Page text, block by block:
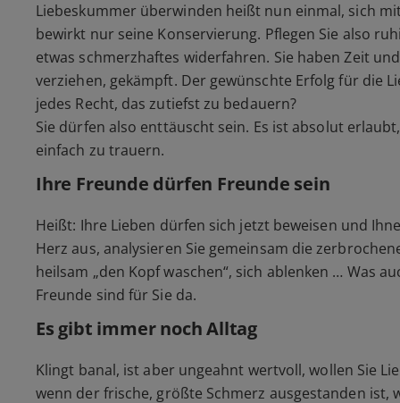
Liebeskummer überwinden heißt nun einmal, sich
bewirkt nur seine Konservierung. Pflegen Sie also
etwas schmerzhaftes widerfahren. Sie haben Zeit
verziehen, gekämpft. Der gewünschte Erfolg für die
jedes Recht, das zutiefst zu bedauern?
Sie dürfen also enttäuscht sein. Es ist absolut
einfach zu trauern.
Ihre Freunde dürfen Freunde sein
Heißt: Ihre Lieben dürfen sich jetzt beweisen und
Herz aus, analysieren Sie gemeinsam die
heilsam „den Kopf waschen“, sich ablenken … Was
Freunde sind für Sie da.
Es gibt immer noch Alltag
Klingt banal, ist aber ungeahnt wertvoll, wollen Sie
wenn der frische, größte Schmerz ausgestanden ist,